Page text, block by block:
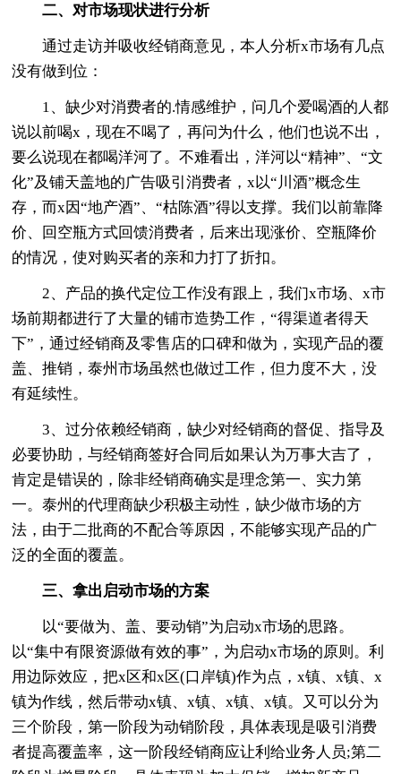
二、对市场现状进行分析
通过走访并吸收经销商意见，本人分析x市场有几点
没有做到位：
1、缺少对消费者的.情感维护，问几个爱喝酒的人都
说以前喝x，现在不喝了，再问为什么，他们也说不出，
要么说现在都喝洋河了。不难看出，洋河以“精神”、“文
化”及铺天盖地的广告吸引消费者，x以“川酒”概念生
存，而x因“地产酒”、“枯陈酒”得以支撑。我们以前靠降
价、回空瓶方式回馈消费者，后来出现涨价、空瓶降价
的情况，使对购买者的亲和力打了折扣。
2、产品的换代定位工作没有跟上，我们x市场、x市
场前期都进行了大量的铺市造势工作，“得渠道者得天
下”，通过经销商及零售店的口碑和做为，实现产品的覆
盖、推销，泰州市场虽然也做过工作，但力度不大，没
有延续性。
3、过分依赖经销商，缺少对经销商的督促、指导及
必要协助，与经销商签好合同后如果认为万事大吉了，
肯定是错误的，除非经销商确实是理念第一、实力第
一。泰州的代理商缺少积极主动性，缺少做市场的方
法，由于二批商的不配合等原因，不能够实现产品的广
泛的全面的覆盖。
三、拿出启动市场的方案
以“要做为、盖、要动销”为启动x市场的思路。
以“集中有限资源做有效的事”，为启动x市场的原则。利
用边际效应，把x区和x区(口岸镇)作为点，x镇、x镇、x
镇为作线，然后带动x镇、x镇、x镇、x镇。又可以分为
三个阶段，第一阶段为动销阶段，具体表现是吸引消费
者提高覆盖率，这一阶段经销商应让利给业务人员;第二